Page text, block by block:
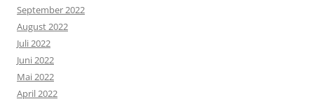
September 2022
August 2022
Juli 2022
Juni 2022
Mai 2022
April 2022